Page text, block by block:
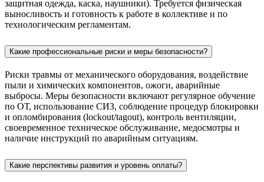
защитная одежда, каска, наушники). Требуется физическая
выносливость и готовность к работе в коллективе и по
технологическим регламентам.
Какие профессиональные риски и меры безопасности?
Риски травмы от механического оборудования, воздействие
пыли и химических компонентов, ожоги, аварийные
выбросы. Меры безопасности включают регулярное обучение
по ОТ, использование СИЗ, соблюдение процедур блокировки
и опломбирования (lockout/tagout), контроль вентиляции,
своевременное техническое обслуживание, медосмотры и
наличие инструкций по аварийным ситуациям.
Какие перспективы развития и уровень оплаты?